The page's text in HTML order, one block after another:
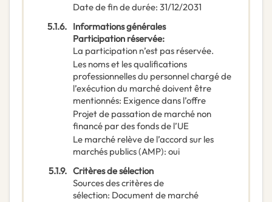
Date de fin de durée: 31/12/2031
5.1.6. Informations générales
Participation réservée:
La participation n’est pas réservée.
Les noms et les qualifications
professionnelles du personnel chargé de
l’exécution du marché doivent être
mentionnés: Exigence dans l’offre
Projet de passation de marché non
financé par des fonds de l’UE
Le marché relève de l’accord sur les
marchés publics (AMP): oui
5.1.9. Critères de sélection
Sources des critères de
sélection: Document de marché